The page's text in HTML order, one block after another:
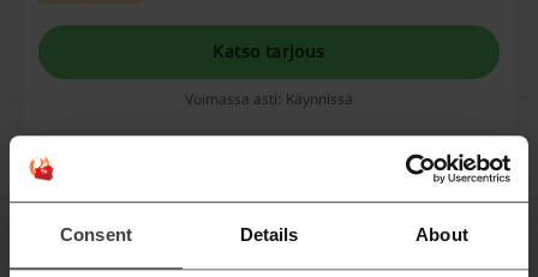
Consent Details About
mukaan ostoksille!
Katso tarjous
Voimassa asti: Käynnissä
4,90 €
Kodin tuotteet alk. 4,90 € KorhoneComista
Löydät KorhoneComista paljon edullisia kodin
Tutustu tuotteisiin ja löydä suosikkisi.